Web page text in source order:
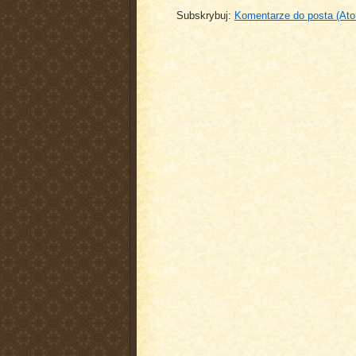
Subskrybuj: Komentarze do posta